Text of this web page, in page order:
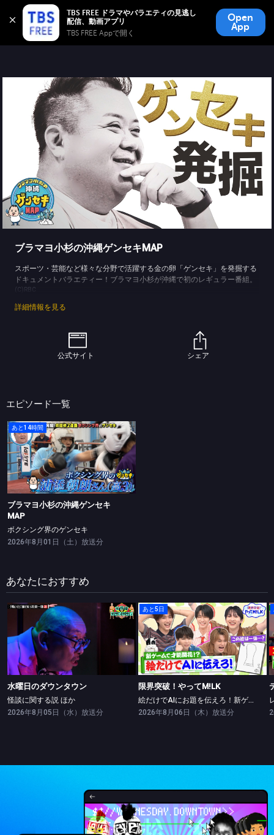
TBS FREE ドラマやバラエティの見逃し
TBS FREE Appで開く
Open
App
TBS FREE
無料見逃し配信
ブラマヨ小杉の沖縄ゲンセキMAP
スポーツ・芸能など様々な分野で活躍する金の卵「ゲンセキ」を発掘する
ドキュメントバラエティー！ブラマヨ小杉が沖縄で初のレギュラー番組。
(C)RBC
詳細情報を見る
公式サイト シェア
エピソード一覧
あと14時間
ブラマヨ小杉の沖縄ゲンセキMAP
ボクシング界のゲンセキ
ブラマヨ小杉の沖縄ゲンセキ
MAP
ボクシング界のゲンセキ
2026年8月01日（土）放送分
あなたにおすすめ
水曜日のダウンタウン
怪談に関する説 ほか
水曜日のダウンタウン
怪談に関する説 ほか
2026年8月05日（水）放送分
あと5日
限界突破！やってM!LK
限界突破！やってM!LK
絵だけでAIにお題を伝えろ！新ゲームで絵の才能開花！？
2026年8月06日（木）放送分